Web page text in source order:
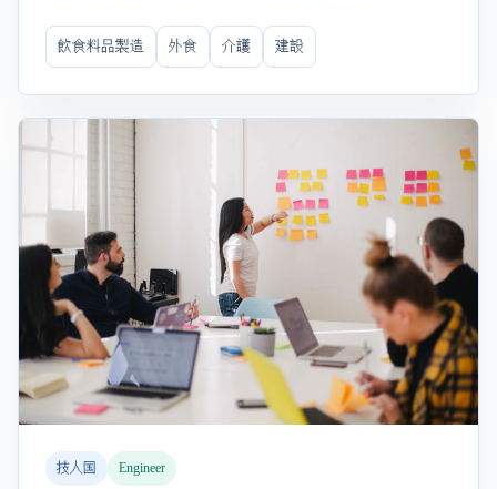
飲食料品製造 外食 介護 建設
技人国 Engineer